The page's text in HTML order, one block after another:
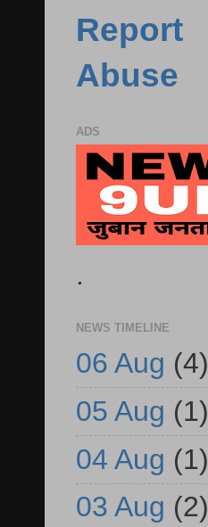
Report
Abuse
ADS
.
NEWS TIMELINE
06 Aug (4)
05 Aug (1)
04 Aug (1)
03 Aug (2)